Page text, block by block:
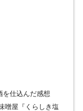
を仕込んだ感想
噌屋『くらしき塩